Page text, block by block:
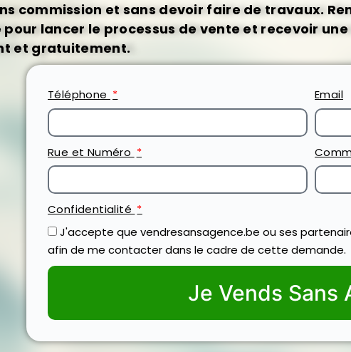
commission et sans devoir faire de travaux.
lancer le processus de vente et recevoir
et gratuitement.
Téléphone Email
Rue et Numéro
Confidentialité
J'accepte que vendresansagence.be ou ses
afin de me contacter dans le cadre de cette demande.
Je Vends Sans